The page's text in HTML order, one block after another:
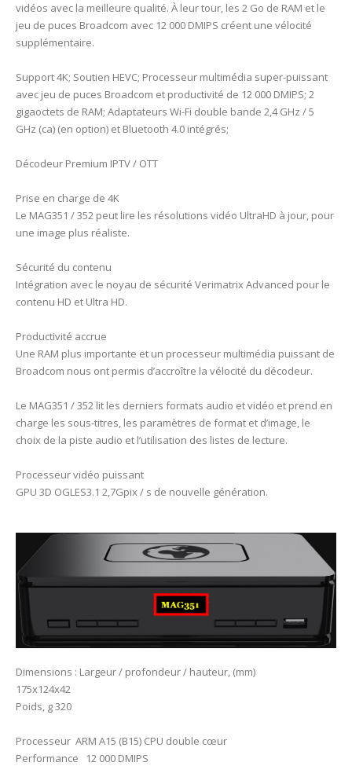
vidéos avec la meilleure qualité. À leur tour, les 2 Go de RAM et le
jeu de puces Broadcom avec 12 000 DMIPS créent une vélocité
supplémentaire.
Support 4K; Soutien HEVC; Processeur multimédia super-puissant
avec jeu de puces Broadcom et productivité de 12 000 DMIPS; 2
gigaoctets de RAM; Adaptateurs Wi-Fi double bande 2,4 GHz / 5
GHz (ca) (en option) et Bluetooth 4.0 intégrés;
Décodeur Premium IPTV / OTT
Prise en charge de 4K
Le MAG351 / 352 peut lire les résolutions vidéo UltraHD à jour, pour
une image plus réaliste.
Sécurité du contenu
Intégration avec le noyau de sécurité Verimatrix Advanced pour le
contenu HD et Ultra HD.
Productivité accrue
Une RAM plus importante et un processeur multimédia puissant de
Broadcom nous ont permis d’accroître la vélocité du décodeur.
Le MAG351 / 352 lit les derniers formats audio et vidéo et prend en
charge les sous-titres, les paramètres de format et d’image, le
choix de la piste audio et l’utilisation des listes de lecture.
Processeur vidéo puissant
GPU 3D OGLES3.1 2,7Gpix / s de nouvelle génération.
Dimensions : Largeur / profondeur / hauteur, (mm)
175x124x42
Poids, g 320
Processeur ARM A15 (B15) CPU double cœur
Performance 12 000 DMIPS